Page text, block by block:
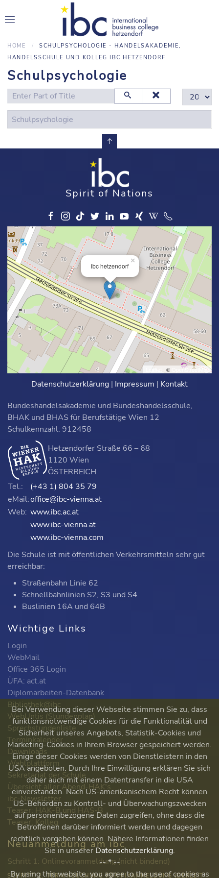
HOME
SCHULPSYCHOLOGIE - HANDELSAKADEMIE,
HANDELSSCHULE UND KOLLEG IBC HETZENDORF
Schulpsychologie
Enter Part of Title Display #
Schulpsychologie
Spirit of Nations
ibc hetzendorf
×
Leaflet | © OpenStreetMap
Datenschutzerklärung | Impressum | Kontakt
Bundeshandelsakademie und Bundeshandelsschule,
BHAK und BHAS für Berufstätige Wien 12
Schulkennzahl: 912458
Hetzendorfer Straße 66 – 68
1120 Wien
ÖSTERREICH
Tel.:
(+43 1) 804 35 79
eMail:office@ibc-vienna.at
Web: www.ibc.ac.at
www.ibc-vienna.at
www.ibc-vienna.com
Die Schule ist mit öffentlichen Verkehrsmitteln sehr gut
erreichbar:
Straßenbahn Linie 62
Schnellbahnlinien S2, S3 und S4
Buslinien 16A und 64B
Wichtige Links
Login
WebMail
Office 365 Login
ÜFA: act.at
Diplomarbeiten-Datenbank
Bibliothek@ibc
WebUntis (Stundenplan)
Sprechstundenliste
Terminkalender
Downloads
Wahlplattform
Sekretariat der Schule
Übersicht aller Abend-HAK's
ibc-Newsletter
Teaser: HAK-B und HAS-B
Teaser: Kolleg
Neuanmeldung am ibc
Schritt 1: Onlinevoranmeldung (nicht bindend)
SCHRITT 2: TERMINBUCHUNG FÜR FIXANMELDUNG (DERZEIT
Bei Verwendung dieser Webseite stimmen Sie zu, dass
funktionsnotwendige Cookies für die Funktionalität und
Sicherheit unseres Angebots, Statistik-Cookies und
Marketing-Cookies in Ihrem Browser gespeichert werden.
Einige dieser Cookies werden von Dienstleistern in den
USA angeboten. Durch Ihre Einwilligung erklären Sie sich
daher auch mit einem Datentransfer in die USA
einverstanden. Nach US-amerikanischem Recht können
US-Behörden zu Kontroll- und Überwachungszwecken
auf personenbezogene Daten zugreifen, ohne dass die
Betroffenen darüber informiert werden und dagegen
rechtlich vorgehen können. Nähere Informationen finden
Sie in unsererDatenschutzerklärung.
-- * --
By using this website, you agree to the use of cookies as